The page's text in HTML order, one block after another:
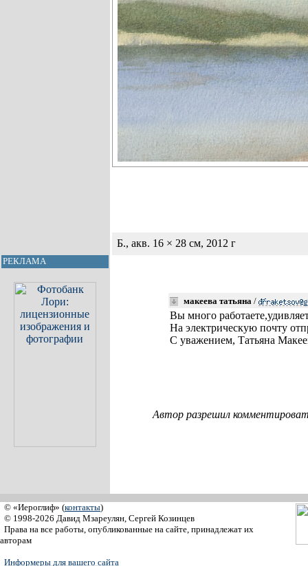
РЕКЛАМА
Б., акв. 16 × 28 см, 2012 г
макеева татьяна /
Вы много
На электрическую почту
С уважением, Татьяна
Автор разрешил
© «Иероглиф» (контакты)
© 1998-2026 Давид Мзареулян, Сергей Козинцев
Права на все работы, опубликованные на сайте, принадлежат их
авторам
Информеры для вашего сайта